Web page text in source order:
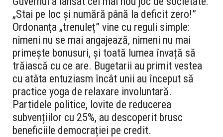
„Stai pe loc și numără până la deficit zero!”
Ordonanța „trenuleț” vine cu reguli simple:
nimeni nu se mai angajează, nimeni nu mai
primește bonusuri, și toată lumea învață să
trăiască cu ce are. Bugetarii au primit vestea
cu atâta entuziasm încât unii au început să
practice yoga de relaxare involuntară.
Partidele politice, lovite de reducerea
subvențiilor cu 25%, au descoperit brusc
beneficiile democrației pe credit.